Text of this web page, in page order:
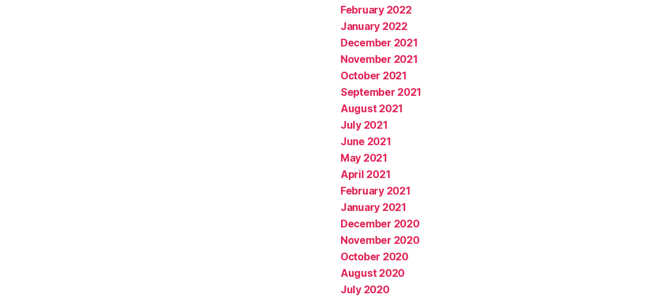
February 2022
January 2022
December 2021
November 2021
October 2021
September 2021
August 2021
July 2021
June 2021
May 2021
April 2021
February 2021
January 2021
December 2020
November 2020
October 2020
August 2020
July 2020